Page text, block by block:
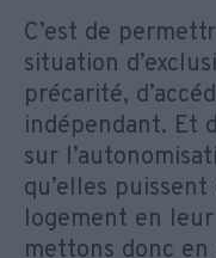
C’est de
situation
précarité,
indépendant. Et
sur
qu’elles
logement en
mettons donc